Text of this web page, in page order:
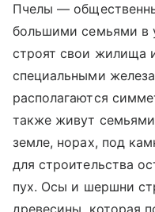
Пчелы —
большими семьями в
строят свои жилища
специальными
располагаются
также живут
земле, норах, под
для строительства
пух. Осы и шершни